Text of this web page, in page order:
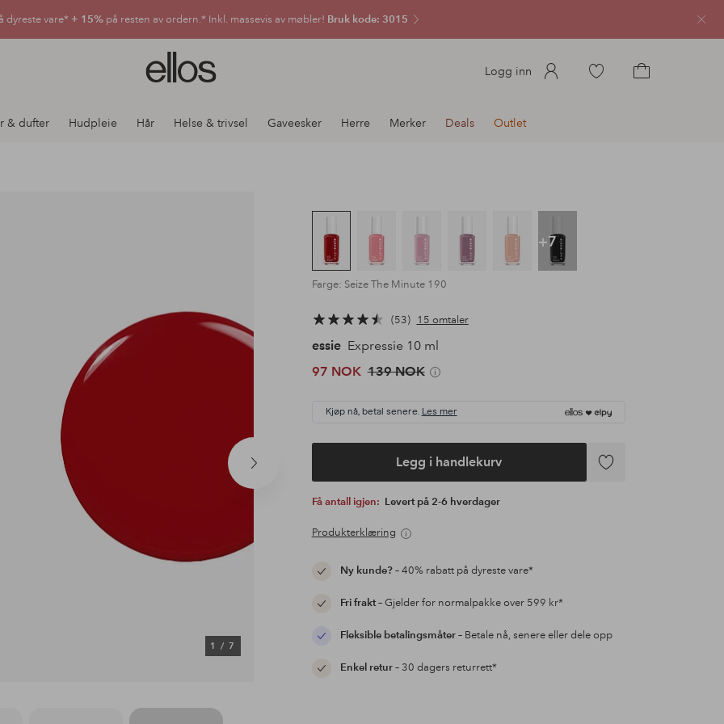
dyreste vare* + 15% på resten av ordern.* Inkl. massevis av møbler! Bruk kode: 3015 Lukk
Ellos
logo
gå
Logg inn
Gå
& dufter Hudpleie Hår Helse & trivsel Gaveesker Herre Merker Deals Outlet
Neste
produkt
1/ 7
+7
Farge: Seize The Minute 190
53 15 omtaler
essie Expressie 10 ml
97 NOK 139 NOK
Kjøp nå, betal senere. Les mer
Legg i handlekurv
Legg
Få antall igjen: Levert på 2-6 hverdager
Produkterklæring
Ny kunde?– 40% rabatt på dyreste vare*
Fri frakt– Gjelder for normalpakke over 599 kr*
Fleksible betalingsmåter– Betale nå, senere eller dele opp
Enkel retur– 30 dagers returrett*